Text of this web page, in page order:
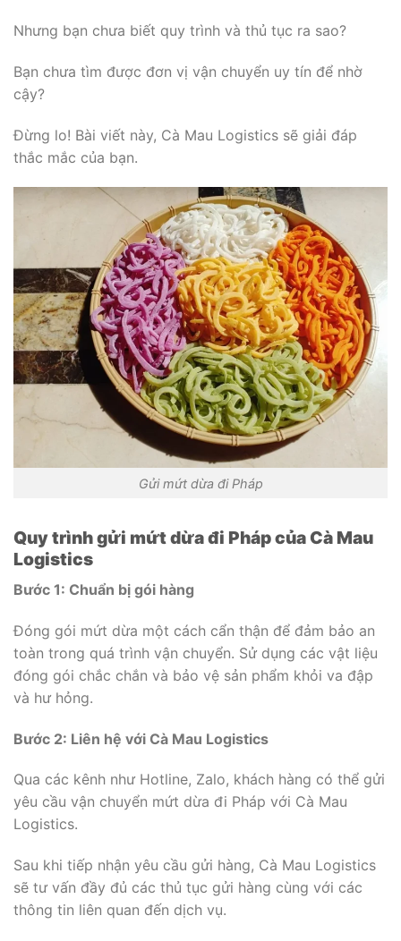
Nhưng bạn chưa biết quy trình và thủ tục ra sao?
Bạn chưa tìm được đơn vị vận chuyển uy tín để nhờ
cậy?
Đừng lo! Bài viết này, Cà Mau Logistics sẽ giải đáp
thắc mắc của bạn.
Gửi mứt dừa đi Pháp
Quy trình gửi mứt dừa đi Pháp của Cà Mau
Logistics
Bước 1: Chuẩn bị gói hàng
Đóng gói mứt dừa một cách cẩn thận để đảm bảo an
toàn trong quá trình vận chuyển. Sử dụng các vật liệu
đóng gói chắc chắn và bảo vệ sản phẩm khỏi va đập
và hư hỏng.
Bước 2: Liên hệ với Cà Mau Logistics
Qua các kênh như Hotline, Zalo, khách hàng có thể gửi
yêu cầu vận chuyển mứt dừa đi Pháp với Cà Mau
Logistics.
Sau khi tiếp nhận yêu cầu gửi hàng, Cà Mau Logistics
sẽ tư vấn đầy đủ các thủ tục gửi hàng cùng với các
thông tin liên quan đến dịch vụ.